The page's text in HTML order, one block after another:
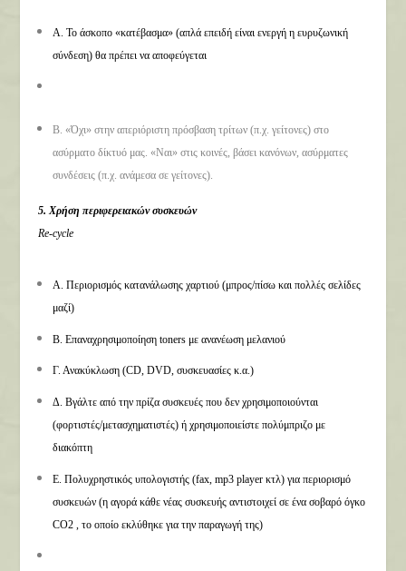
Α. Το άσκοπο «κατέβασμα» (απλά επειδή είναι ενεργή η ευρυζωνική
σύνδεση) θα πρέπει να αποφεύγεται
Β. «Όχι» στην απεριόριστη πρόσβαση τρίτων (π.χ. γείτονες) στο
ασύρματο δίκτυό μας. «Ναι» στις κοινές, βάσει κανόνων, ασύρματες
συνδέσεις (π.χ. ανάμεσα σε γείτονες).
5. Χρήση περιφερειακών συσκευών
Re-cycle
Α. Περιορισμός κατανάλωσης χαρτιού (μπρος/πίσω και πολλές σελίδες
μαζί)
Β. Επαναχρησιμοποίηση toners με ανανέωση μελανιού
Γ. Ανακύκλωση (CD, DVD, συσκευασίες κ.α.)
Δ. Βγάλτε από την πρίζα συσκευές που δεν χρησιμοποιούνται
(φορτιστές/μετασχηματιστές) ή χρησιμοποιείστε πολύμπριζο με
διακόπτη
Ε. Πολυχρηστικός υπολογιστής (fax, mp3 player κτλ) για περιορισμό
συσκευών (η αγορά κάθε νέας συσκευής αντιστοιχεί σε ένα σοβαρό όγκο
CO2 , το οποίο εκλύθηκε για την παραγωγή της)